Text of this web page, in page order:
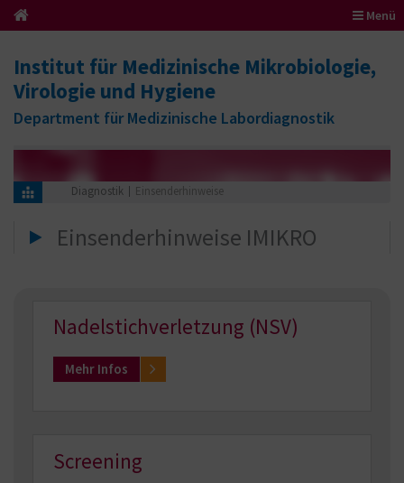
Menü
Institut für Medizinische Mikrobiologie,
Virologie und Hygiene
Department für Medizinische Labordiagnostik
Diagnostik Einsenderhinweise
Einsenderhinweise IMIKRO
Nadelstichverletzung (NSV)
Mehr Infos
Screening